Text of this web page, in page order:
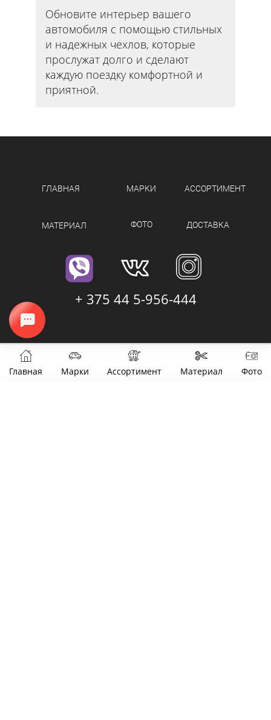
Главная Марки Ассортимент Материал Фото
Обновите интерьер вашего
автомобиля с помощью стильных
и надежных чехлов, которые
прослужат долго и сделают
каждую поездку комфортной и
приятной.
ГЛАВНАЯ
МАТЕРИАЛ
МАРКИ
ФОТО
АССОРТИМЕНТ
ДОСТАВКА
+ 375 44 5-956-444